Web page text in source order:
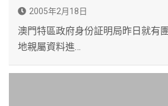
2005年2月18日
澳門特區政府身份証明局昨日就有
地親屬資料進…